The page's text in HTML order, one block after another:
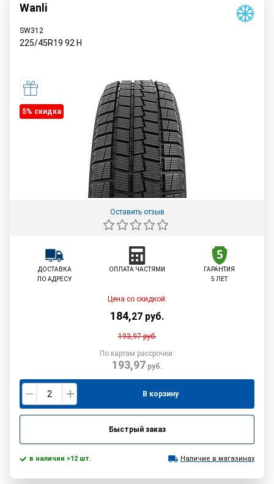
Wanli
SW312
225/45R19 92 H
5% cкидка
Оставить отзыв
ДОСТАВКА
ПО АДРЕСУ
ОПЛАТА ЧАСТЯМИ
ГАРАНТИЯ
5 ЛЕТ
Цена со скидкой:
184,27 руб.
193,97руб.
По картам рассрочки:
193,97 руб.
В корзину
Быстрый заказ
в наличии >12 шт. Наличие в магазинах